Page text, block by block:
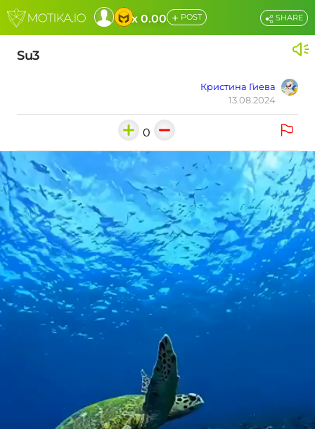
x 0.00 + POST
Su3
Кристина Гиева
13.08.2024
SHARE
0